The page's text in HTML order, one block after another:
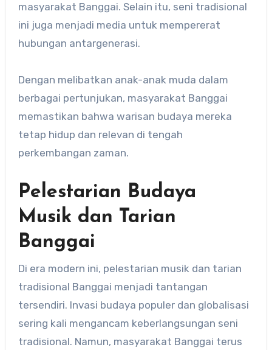
masyarakat Banggai. Selain itu, seni tradisional
ini juga menjadi media untuk mempererat
hubungan antargenerasi.
Dengan melibatkan anak-anak muda dalam
berbagai pertunjukan, masyarakat Banggai
memastikan bahwa warisan budaya mereka
tetap hidup dan relevan di tengah
perkembangan zaman.
Pelestarian Budaya
Musik dan Tarian
Banggai
Di era modern ini, pelestarian musik dan tarian
tradisional Banggai menjadi tantangan
tersendiri. Invasi budaya populer dan globalisasi
sering kali mengancam keberlangsungan seni
tradisional. Namun, masyarakat Banggai terus